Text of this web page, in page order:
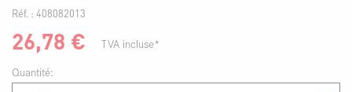
Réf. : 408082013
26,78 €
TVA incluse*
Quantité: